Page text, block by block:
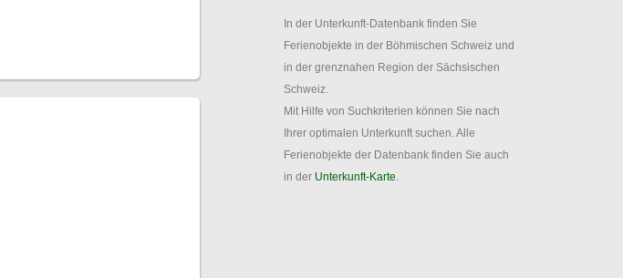
In der Unterkunft-Datenbank finden Sie
Ferienobjekte in der Böhmischen Schweiz und
in der grenznahen Region der Sächsischen
Schweiz.
Mit Hilfe von Suchkriterien können Sie nach
Ihrer optimalen Unterkunft suchen. Alle
Ferienobjekte der Datenbank finden Sie auch
in der Unterkunft-Karte.